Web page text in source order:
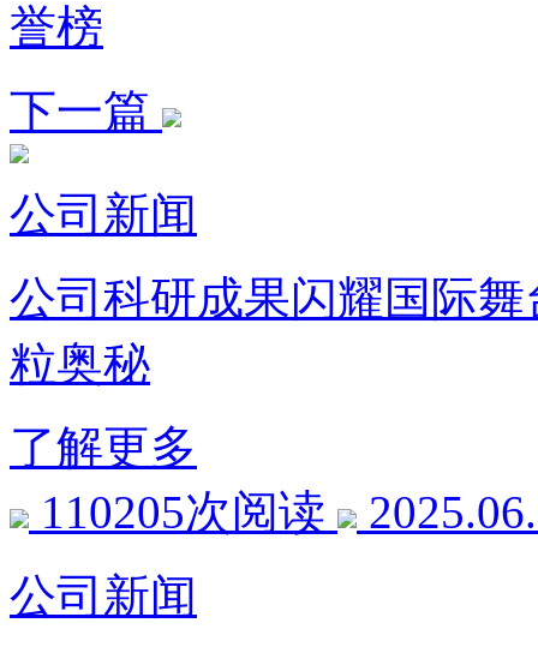
誉榜
下一篇
公司新闻
公司科研成果闪耀国际舞
粒奥秘
了解更多
110205次阅读
公司新闻